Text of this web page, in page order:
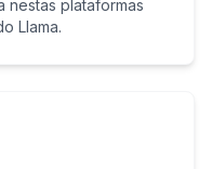
nestas plataformas
Llama.